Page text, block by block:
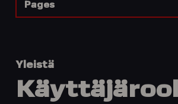
Pages
Yleistä